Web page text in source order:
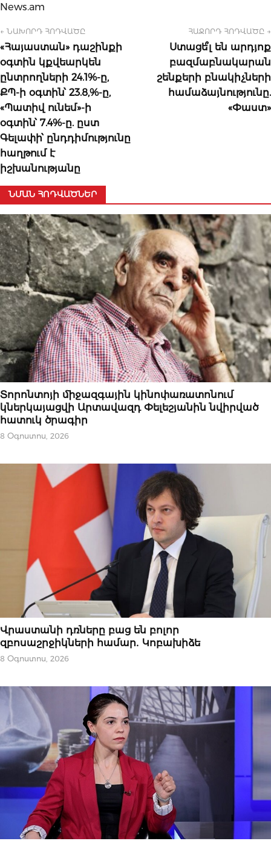
News.am
← ՆԱԽՈՐԴ ՀՈԴՎԱԾԸ
«Հայաստան» դաշինքի
օգտին կքվեարկեն
ընտրողների 24.1%-ը,
ՔՊ-ի օգտին՝ 23.8,%-ը,
«Պատիվ ունեմ»-ի
օգտին՝ 7.4%-ը. ըստ
Գելափի՝ ընդդիմությունը
հաղթում է
իշխանությանը
ՀԱՋՈՐԴ ՀՈԴՎԱԾԸ →
Ստացե՞լ են արդյոք
բազմաբնակարան
շենքերի բնակիչների
համաձայնությունը.
«Փաստ»
ՆՄԱՆ ՀՈԴՎԱԾՆԵՐ
ԱԶԳԱՅԻՆ
Տորոնտոյի միջազգային կինոփառատոնում
կներկայացվի Արտավազդ Փելեշյանին նվիրված
հատուկ ծրագիր
8 Օգոստոս, 2026
ՆՈՐՈՒԹՅՈՒՆՆԵՐ
Վրաստանի դռները բաց են բոլոր
զբոսաշրջիկների համար․ Կոբախիձե
8 Օգոստոս, 2026